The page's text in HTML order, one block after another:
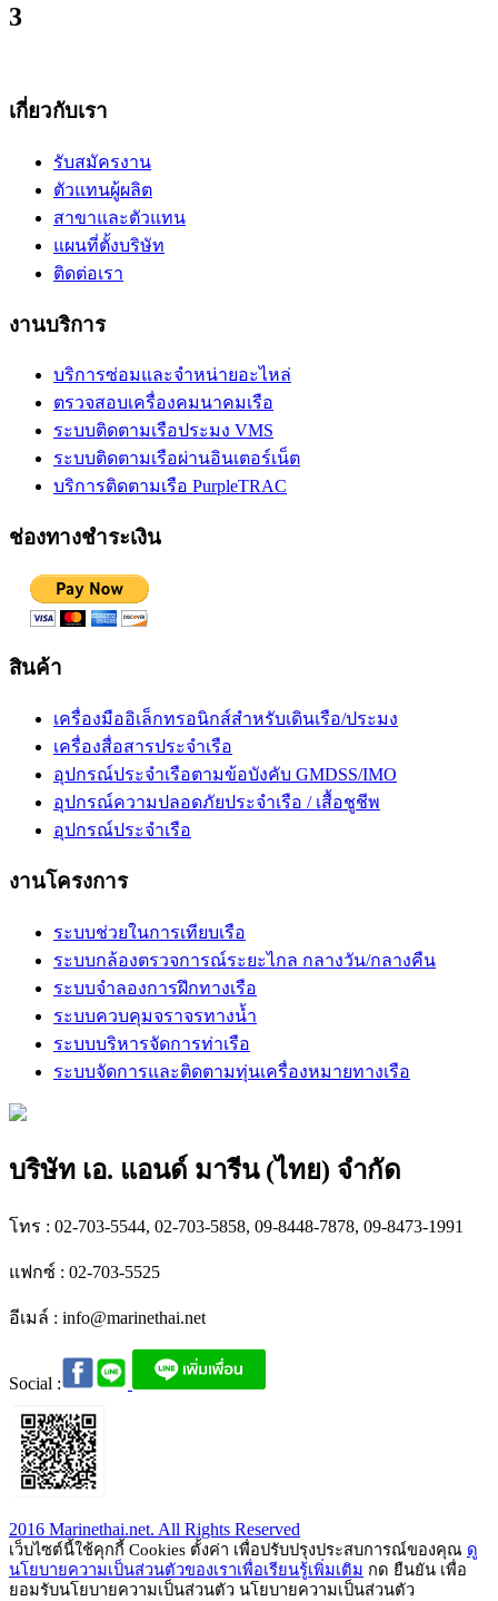
3
เกี่ยวกับเรา
รับสมัครงาน
ตัวแทนผู้ผลิต
สาขาและตัวแทน
แผนที่ตั้งบริษัท
ติดต่อเรา
งานบริการ
บริการซ่อมและจำหน่ายอะไหล่
ตรวจสอบเครื่องคมนาคมเรือ
ระบบติดตามเรือประมง VMS
ระบบติดตามเรือผ่านอินเตอร์เน็ต
บริการติดตามเรือ PurpleTRAC
ช่องทางชำระเงิน
สินค้า
เครื่องมืออิเล็กทรอนิกส์สำหรับเดินเรือ/ประมง
เครื่องสื่อสารประจำเรือ
อุปกรณ์ประจำเรือตามข้อบังคับ GMDSS/IMO
อุปกรณ์ความปลอดภัยประจำเรือ / เสื้อชูชีพ
อุปกรณ์ประจำเรือ
งานโครงการ
ระบบช่วยในการเทียบเรือ
ระบบกล้องตรวจการณ์ระยะไกล กลางวัน/กลางคืน
ระบบจำลองการฝึกทางเรือ
ระบบควบคุมจราจรทางน้ำ
ระบบบริหารจัดการท่าเรือ
ระบบจัดการและติดตามทุ่นเครื่องหมายทางเรือ
บริษัท เอ. แอนด์ มารีน (ไทย) จำกัด
โทร : 02-703-5544, 02-703-5858, 09-8448-7878, 09-8473-1991
แฟกซ์ : 02-703-5525
อีเมล์ : info@marinethai.net
Social :
2016 Marinethai.net. All Rights Reserved
เว็บไซต์นี้ใช้คุกกี้ Cookies ตั้งค่า เพื่อปรับปรุงประสบการณ์ของคุณ ดู
นโยบายความเป็นส่วนตัวของเราเพื่อเรียนรู้เพิ่มเติม กด ยืนยัน เพื่อ
ยอมรับนโยบายความเป็นส่วนตัว นโยบายความเป็นส่วนตัว